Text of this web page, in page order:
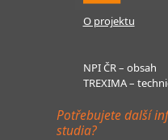
O projektu
NPI ČR – obsah
TREXIMA –
Potřebujete další
studia?